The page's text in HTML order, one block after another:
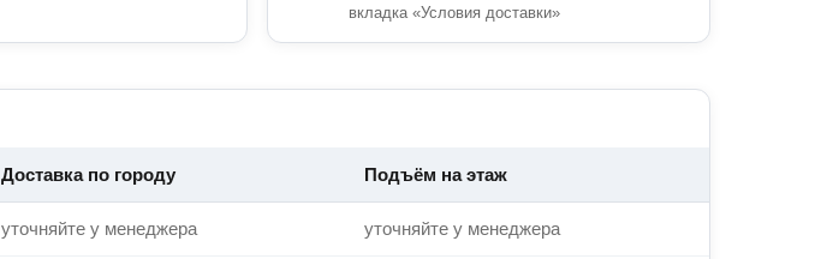
вкладка «Условия доставки»
Доставка по городу Подъём на этаж
уточняйте у менеджера уточняйте у менеджера